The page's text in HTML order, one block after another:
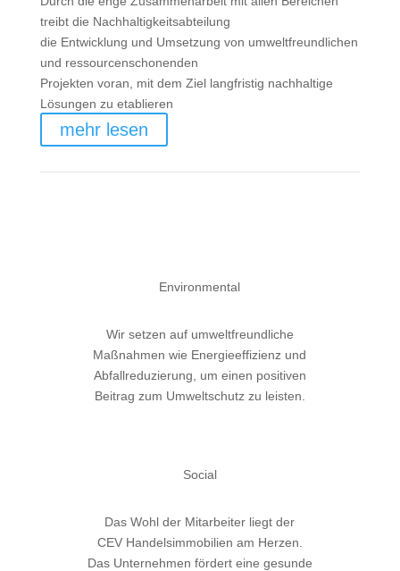
treibt die Nachhaltigkeitsabteilung
die Entwicklung und Umsetzung von umweltfreundlichen
und ressourcenschonenden
Projekten voran, mit dem Ziel langfristig nachhaltige
Lösungen zu etablieren
mehr lesen
Environmental
Wir setzen auf umweltfreundliche
Maßnahmen wie Energieeffizienz und
Abfallreduzierung, um einen positiven
Beitrag zum Umweltschutz zu leisten.
Social
Das Wohl der Mitarbeiter liegt der
CEV Handelsimmobilien am Herzen.
Das Unternehmen fördert eine gesunde